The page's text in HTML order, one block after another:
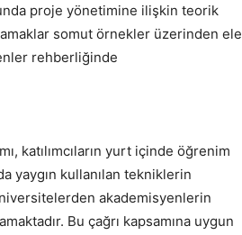
proje yönetimine ilişkin teorik
somut örnekler üzerinden ele
rehberliğinde
katılımcıların yurt içinde öğrenim
yaygın kullanılan tekniklerin
akademisyenlerin
Bu çağrı kapsamına uygun